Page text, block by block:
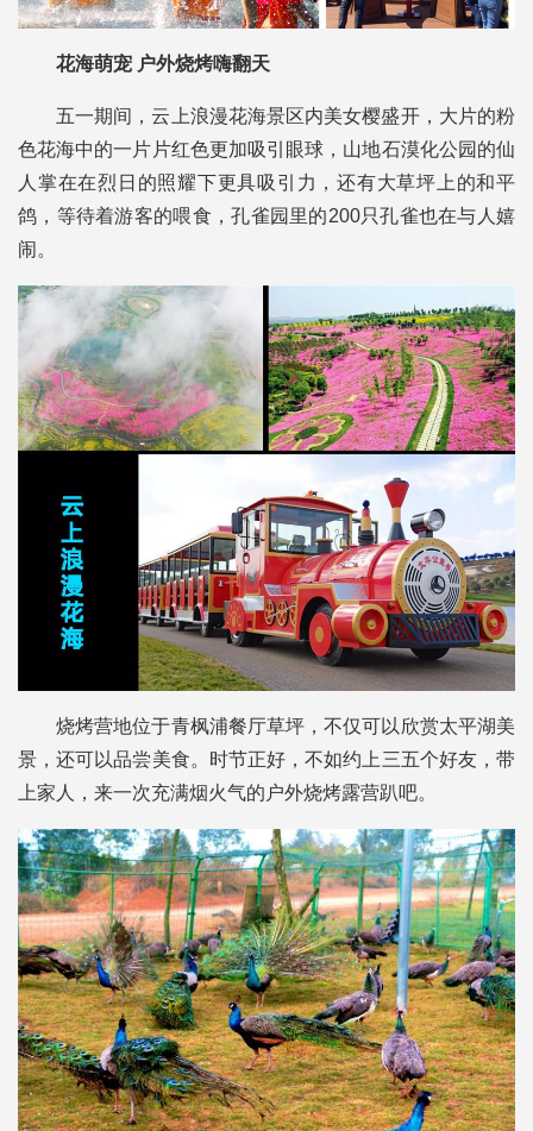
花海萌宠 户外烧烤嗨翻天
五一期间，云上浪漫花海景区内美女樱盛开，大片的粉
色花海中的一片片红色更加吸引眼球，山地石漠化公园的仙
人掌在在烈日的照耀下更具吸引力，还有大草坪上的和平
鸽，等待着游客的喂食，孔雀园里的200只孔雀也在与人嬉
闹。
烧烤营地位于青枫浦餐厅草坪，不仅可以欣赏太平湖美
景，还可以品尝美食。时节正好，不如约上三五个好友，带
上家人，来一次充满烟火气的户外烧烤露营趴吧。